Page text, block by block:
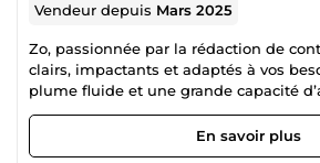
Vendeur depuis Mars 2025
Zo, passionnée par la rédaction de
clairs, impactants et adaptés à vos
plume fluide et une grande capacité
mes compétences au service de vos
blog, contenus web, documents
présentations, et bien plus encore. 💡
En savoir plus